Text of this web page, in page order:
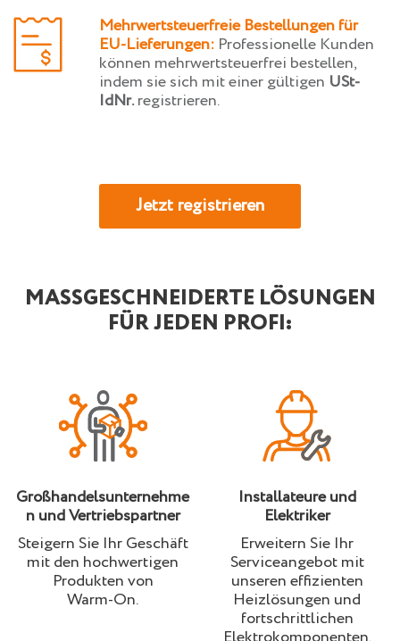
Mehrwertsteuerfreie Bestellungen für
EU-Lieferungen: Professionelle Kunden
können mehrwertsteuerfrei bestellen,
indem sie sich mit einer gültigen USt-
IdNr.registrieren.
Jetzt registrieren
MASSGESCHNEIDERTE LÖSUNGEN F
ÜR JEDEN PROFI:
Großhandelsunternehme
n und Vertriebspartner
Steigern Sie Ihr Geschäft
mit den hochwertigen
Produkten von
Warm-On.
Installateure und
Elektriker
Erweitern Sie Ihr
Serviceangebot mit
unseren effizienten
Heizlösungen und
fortschrittlichen